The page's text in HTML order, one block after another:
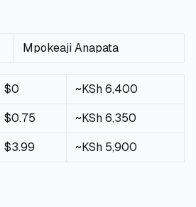
Mpokeaji Anapata
$0 ~KSh 6,400
$0.75 ~KSh 6,350
$3.99 ~KSh 5,900